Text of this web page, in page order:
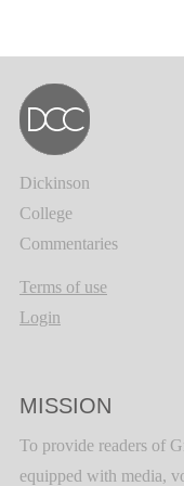
Dickinson
College
Commentaries
Terms of use
Login
MISSION
To provide readers of
equipped with media,